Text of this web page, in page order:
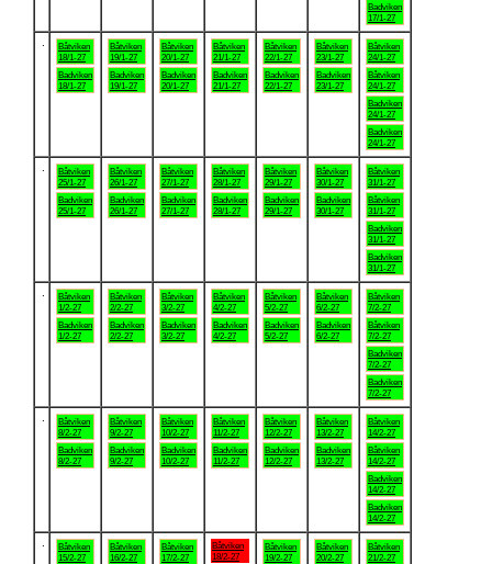
Badviken
17/1-27
Båtviken
18/1-27
Badviken
18/1-27
Båtviken
19/1-27
Badviken
19/1-27
Båtviken
20/1-27
Badviken
20/1-27
Båtviken
21/1-27
Badviken
21/1-27
Båtviken
22/1-27
Badviken
22/1-27
Båtviken
23/1-27
Badviken
23/1-27
Båtviken
24/1-27
Båtviken
24/1-27
Badviken
24/1-27
Badviken
24/1-27
Båtviken
25/1-27
Badviken
25/1-27
Båtviken
26/1-27
Badviken
26/1-27
Båtviken
27/1-27
Badviken
27/1-27
Båtviken
28/1-27
Badviken
28/1-27
Båtviken
29/1-27
Badviken
29/1-27
Båtviken
30/1-27
Badviken
30/1-27
Båtviken
31/1-27
Båtviken
31/1-27
Badviken
31/1-27
Badviken
31/1-27
Båtviken
1/2-27
Badviken
1/2-27
Båtviken
2/2-27
Badviken
2/2-27
Båtviken
3/2-27
Badviken
3/2-27
Båtviken
4/2-27
Badviken
4/2-27
Båtviken
5/2-27
Badviken
5/2-27
Båtviken
6/2-27
Badviken
6/2-27
Båtviken
7/2-27
Båtviken
7/2-27
Badviken
7/2-27
Badviken
7/2-27
Båtviken
8/2-27
Badviken
8/2-27
Båtviken
9/2-27
Badviken
9/2-27
Båtviken
10/2-27
Badviken
10/2-27
Båtviken
11/2-27
Badviken
11/2-27
Båtviken
12/2-27
Badviken
12/2-27
Båtviken
13/2-27
Badviken
13/2-27
Båtviken
14/2-27
Båtviken
14/2-27
Badviken
14/2-27
Badviken
14/2-27
Båtviken
15/2-27
Båtviken
16/2-27
Båtviken
17/2-27
Båtviken
18/2-27
Båtviken
19/2-27
Båtviken
20/2-27
Båtviken
21/2-27